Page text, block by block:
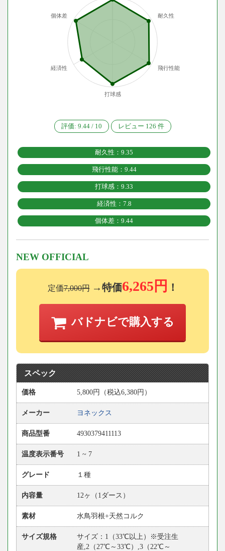
耐久性
飛行性能
打球感
経済性
個体差
評価: 9.44/ 10 レビュー 126 件
耐久性：9.35
飛行性能：9.44
打球感：9.33
経済性：7.8
個体差：9.44
NEW OFFICIAL
定価7,000円 →特価6,265円 ！
バドナビで購入する
スペック
価格 5,800円（税込6,380円）
メーカー ヨネックス
商品型番 4930379411113
温度表示番号 1 ~ 7
グレード １種
内容量 12ヶ（1ダース）
素材 水鳥羽根+天然コルク
サイズ規格
サイズ：1（33℃以上）※受注生
産,2（27℃～33℃）,3（22℃～